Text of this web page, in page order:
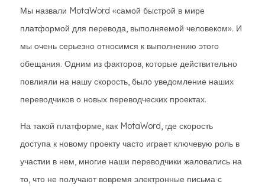
Мы назвали MotaWord «самой быстрой в мире
платформой для перевода, выполняемой человеком». И
мы очень серьезно относимся к выполнению этого
обещания. Одним из факторов, которые действительно
повлияли на нашу скорость, было уведомление наших
переводчиков о новых переводческих проектах.
На такой платформе, как MotaWord, где скорость
доступа к новому проекту часто играет ключевую роль в
участии в нем, многие наши переводчики жаловались на
то, что не получают вовремя электронные письма с